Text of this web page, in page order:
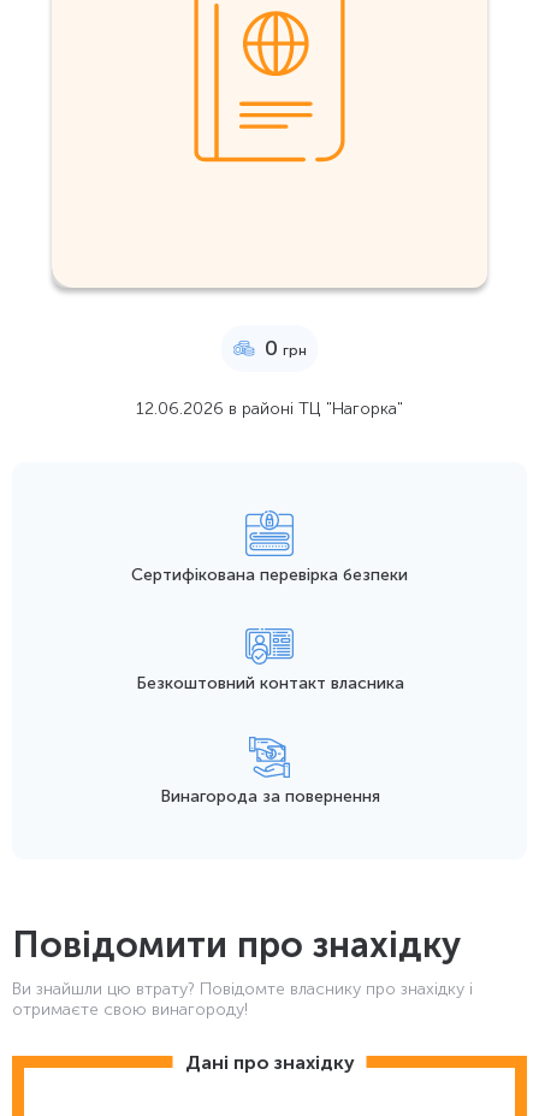
0 грн
12.06.2026 в районі ТЦ "Нагорка"
Сертифікована перевірка безпеки
Безкоштовний контакт власника
Винагорода за повернення
Повідомити про знахідку
Ви знайшли цю втрату? Повідомте власнику про знахідку і
отримаєте свою винагороду!
Дані про знахідку